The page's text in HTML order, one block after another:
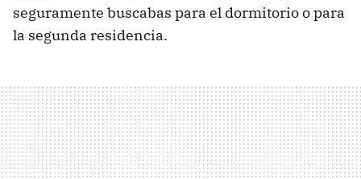
seguramente buscabas para el dormitorio o para
la segunda residencia.